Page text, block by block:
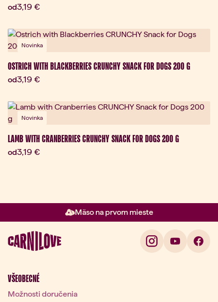
odAktuálna cena:
3,19 €
Novinka
OSTRICH WITH BLACKBERRIES CRUNCHY SNACK FOR DOGS 200 G
odAktuálna cena:
3,19 €
Novinka
LAMB WITH CRANBERRIES CRUNCHY SNACK FOR DOGS 200 G
odAktuálna cena:
3,19 €
Mäso na prvom mieste
Položka 2 z 3: Mäso na prvom
VŠEOBECNÉ
Možnosti doručenia